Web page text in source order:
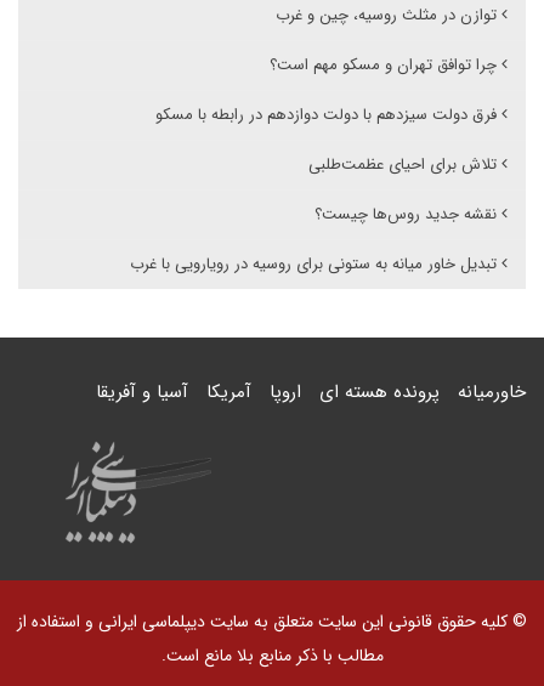
توازن در مثلث روسیه، چین و غرب
چرا توافق تهران و مسکو مهم است؟
فرق دولت سیزدهم با دولت دوازدهم در رابطه با مسکو
تلاش برای احیای عظمت‌طلبی
نقشه جدید روس‌ها چیست؟
تبدیل خاور میانه به ستونی برای روسیه در رویارویی با غرب
خاورمیانه پرونده هسته ای اروپا آمریکا آسیا و آفریقا
© کلیه حقوق قانونی این سایت متعلق به سایت دیپلماسی ایرانی و استفاده از
مطالب با ذکر منابع بلا مانع است.